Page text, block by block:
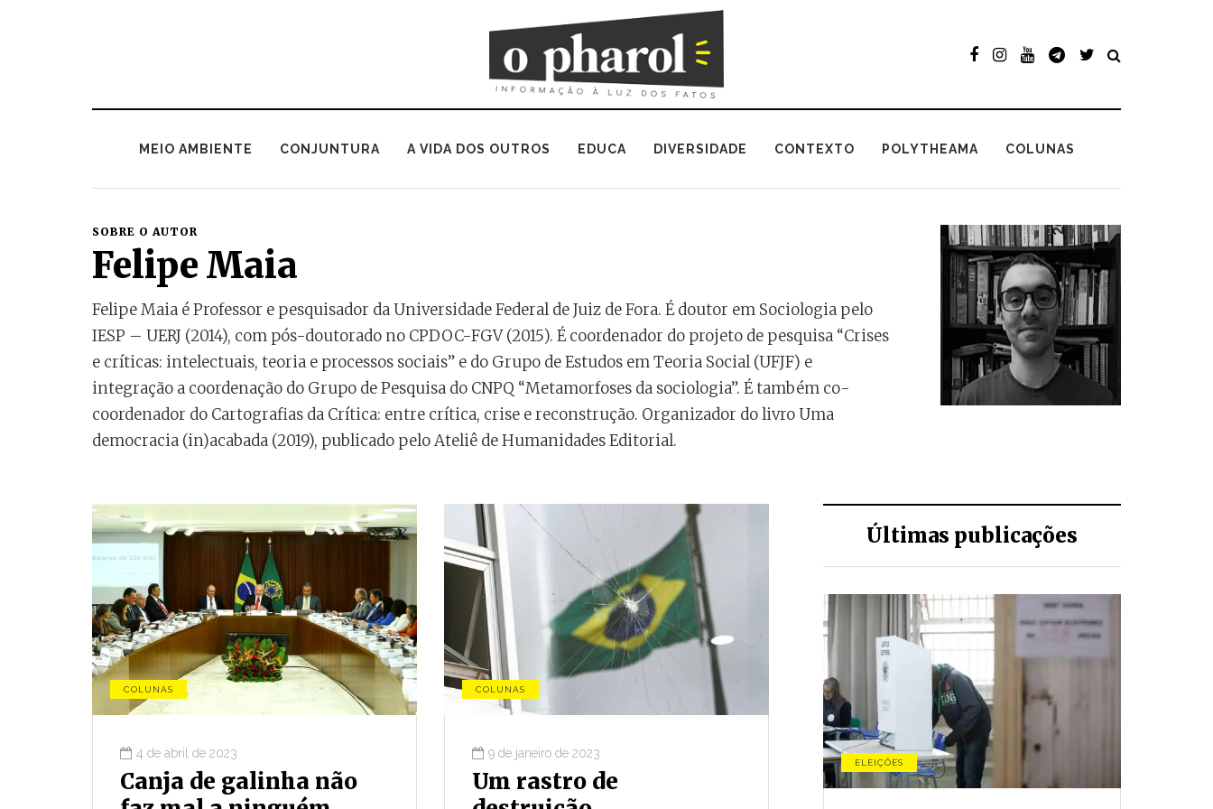
MEIO AMBIENTE CONJUNTURA A VIDA DOS OUTROS EDUCA DIVERSIDADE CONTEXTO POLYTHEAMA COLUNAS
SOBRE O AUTOR
Felipe Maia
Felipe Maia é Professor e pesquisador da Universidade Federal de Juiz de Fora. É doutor em Sociologia pelo
IESP – UERJ (2014), com pós-doutorado no CPDOC-FGV (2015). É coordenador do projeto de pesquisa “Crises
e críticas: intelectuais, teoria e processos sociais” e do Grupo de Estudos em Teoria Social (UFJF) e
integração a coordenação do Grupo de Pesquisa do CNPQ “Metamorfoses da sociologia”. É também co-
coordenador do Cartografias da Crítica: entre crítica, crise e reconstrução. Organizador do livro Uma
democracia (in)acabada (2019), publicado pelo Ateliê de Humanidades Editorial.
COLUNAS
4 de abril de 2023
Canja de galinha não
COLUNAS
9 de janeiro de 2023
Um rastro de
Últimas publicações
POLYTHEAMA CONJUNTURA ELEIÇÕES